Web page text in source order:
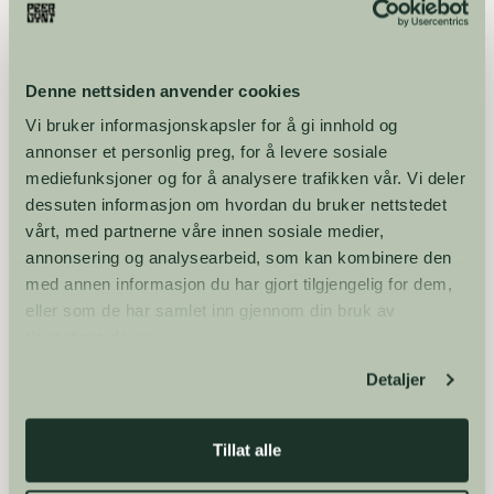
Denne nettsiden anvender cookies
Vi bruker informasjonskapsler for å gi innhold og
annonser et personlig preg, for å levere sosiale
mediefunksjoner og for å analysere trafikken vår. Vi deler
dessuten informasjon om hvordan du bruker nettstedet
vårt, med partnerne våre innen sosiale medier,
annonsering og analysearbeid, som kan kombinere den
med annen informasjon du har gjort tilgjengelig for dem,
eller som de har samlet inn gjennom din bruk av
Detaljer
Tillat alle
utforske alt som skjer før forestillingen. Hjertelig velkommen!